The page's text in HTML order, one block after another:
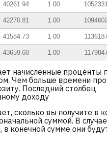
40261.94 1.00
42270.81 1.00
41584.73 1.00
43659.60 1.00
начисленные проценты
Чем больше времени
Последний столбец
доходу
сколько вы получите в
суммой. В случае
в конечной сумме они